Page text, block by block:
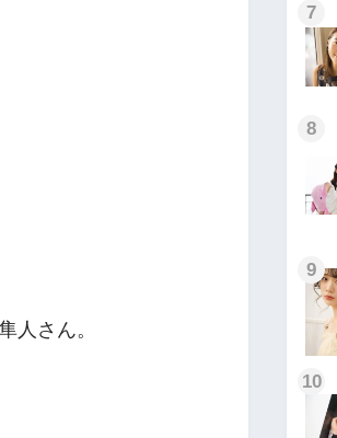
人さん。
7
8
9
10